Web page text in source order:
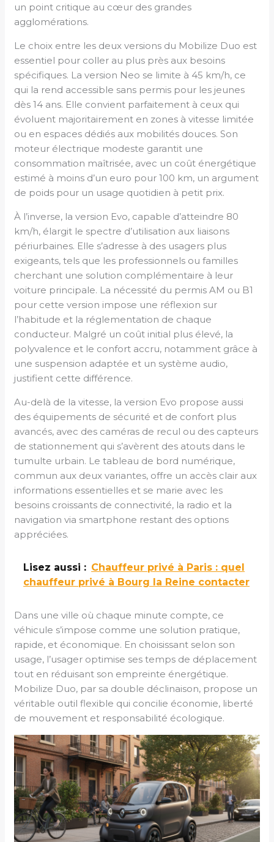
un point critique au cœur des grandes
agglomérations.
Le choix entre les deux versions du Mobilize Duo est
essentiel pour coller au plus près aux besoins
spécifiques. La version Neo se limite à 45 km/h, ce
qui la rend accessible sans permis pour les jeunes
dès 14 ans. Elle convient parfaitement à ceux qui
évoluent majoritairement en zones à vitesse limitée
ou en espaces dédiés aux mobilités douces. Son
moteur électrique modeste garantit une
consommation maîtrisée, avec un coût énergétique
estimé à moins d’un euro pour 100 km, un argument
de poids pour un usage quotidien à petit prix.
À l’inverse, la version Evo, capable d’atteindre 80
km/h, élargit le spectre d’utilisation aux liaisons
périurbaines. Elle s’adresse à des usagers plus
exigeants, tels que les professionnels ou familles
cherchant une solution complémentaire à leur
voiture principale. La nécessité du permis AM ou B1
pour cette version impose une réflexion sur
l’habitude et la réglementation de chaque
conducteur. Malgré un coût initial plus élevé, la
polyvalence et le confort accru, notamment grâce à
une suspension adaptée et un système audio,
justifient cette différence.
Au-delà de la vitesse, la version Evo propose aussi
des équipements de sécurité et de confort plus
avancés, avec des caméras de recul ou des capteurs
de stationnement qui s’avèrent des atouts dans le
tumulte urbain. Le tableau de bord numérique,
commun aux deux variantes, offre un accès clair aux
informations essentielles et se marie avec les
besoins croissants de connectivité, la radio et la
navigation via smartphone restant des options
appréciées.
Lisez aussi : Chauffeur privé à Paris : quel
chauffeur privé à Bourg la Reine contacter
Dans une ville où chaque minute compte, ce
véhicule s’impose comme une solution pratique,
rapide, et économique. En choisissant selon son
usage, l’usager optimise ses temps de déplacement
tout en réduisant son empreinte énergétique.
Mobilize Duo, par sa double déclinaison, propose un
véritable outil flexible qui concilie économie, liberté
de mouvement et responsabilité écologique.